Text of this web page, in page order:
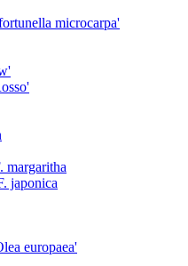
microcarpa'
margaritha
japonica
europaea'